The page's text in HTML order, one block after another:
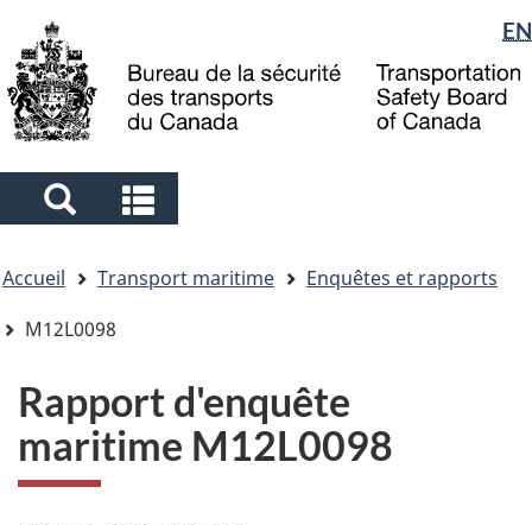
to
main
to
"About
government"
à
la
Sélection
de
la
langue
EN
Search
and
menus
and
menus
êtes
ici
Accueil Transport maritime
Enquêtes et rapports
M12L0098
Rapport d'enquête
maritime M12L0098